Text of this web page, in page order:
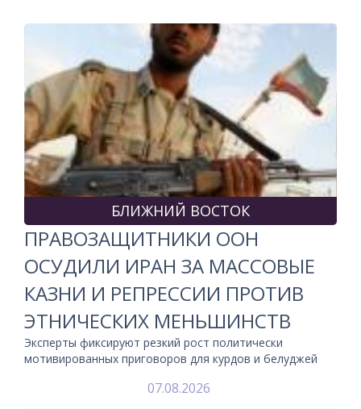
БЛИЖНИЙ ВОСТОК
ПРАВОЗАЩИТНИКИ ООН
ОСУДИЛИ ИРАН ЗА МАССОВЫЕ
КАЗНИ И РЕПРЕССИИ ПРОТИВ
ЭТНИЧЕСКИХ МЕНЬШИНСТВ
Эксперты фиксируют резкий рост политически
мотивированных приговоров для курдов и белуджей
07.08.2026